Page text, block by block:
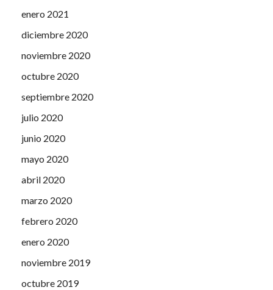
enero 2021
diciembre 2020
noviembre 2020
octubre 2020
septiembre 2020
julio 2020
junio 2020
mayo 2020
abril 2020
marzo 2020
febrero 2020
enero 2020
noviembre 2019
octubre 2019